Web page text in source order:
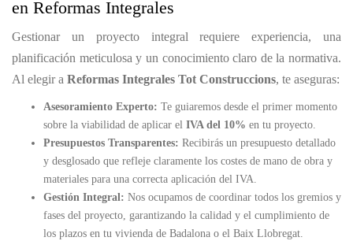
en Reformas Integrales
Gestionar un proyecto integral requiere experiencia, una
planificación meticulosa y un conocimiento claro de la normativa.
Al elegir a Reformas Integrales Tot Construccions, te aseguras:
Asesoramiento Experto: Te guiaremos desde el primer momento
sobre la viabilidad de aplicar el IVA del 10% en tu proyecto.
Presupuestos Transparentes: Recibirás un presupuesto detallado
y desglosado que refleje claramente los costes de mano de obra y
materiales para una correcta aplicación del IVA.
Gestión Integral: Nos ocupamos de coordinar todos los gremios y
fases del proyecto, garantizando la calidad y el cumplimiento de
los plazos en tu vivienda de Badalona o el Baix Llobregat.